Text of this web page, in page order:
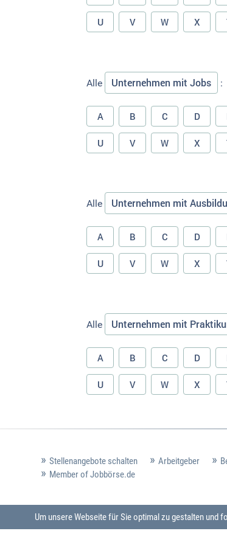
U V W X
Alle Unternehmen mit Jobs :
A B C D
U V W X
Alle Unternehmen mit
A B C D
U V W X
Alle Unternehmen mit
A B C D
U V W X
Stellenangebote schalten Arbeitgeber
Member of Jobbörse.de
Um unsere Webseite für Sie optimal zu gestalten und